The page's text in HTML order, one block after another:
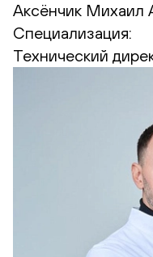
Аксёнчик Михаил
Специализация:
Технический